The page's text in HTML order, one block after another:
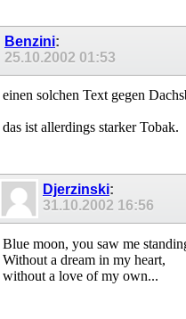
Benzini:
25.10.2002 01:53
einen solchen Text gegen
das ist allerdings starker Tobak.
Djerzinski:
31.10.2002 16:56
Blue moon, you saw me
Without a dream in my heart,
without a love of my own...